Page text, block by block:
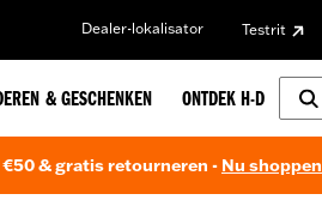
Dealer-lokalisator Testrit
& GESCHENKEN ONTDEK H-D
& gratis retourneren - Nu shoppen